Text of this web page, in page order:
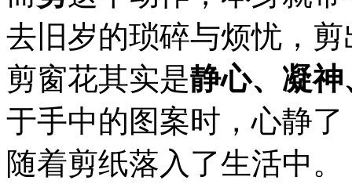
去旧岁的琐碎与烦忧，
剪窗花其实是静心、凝神
于手中的图案时，心静
随着剪纸落入了生活中。